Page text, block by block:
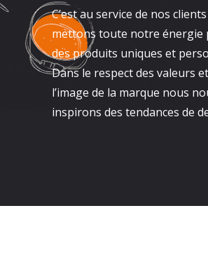
C’est au service de nos
mettons toute notre énergie
des produits uniques et
Dans le respect des valeurs
l’image de la marque nous
inspirons des tendances de